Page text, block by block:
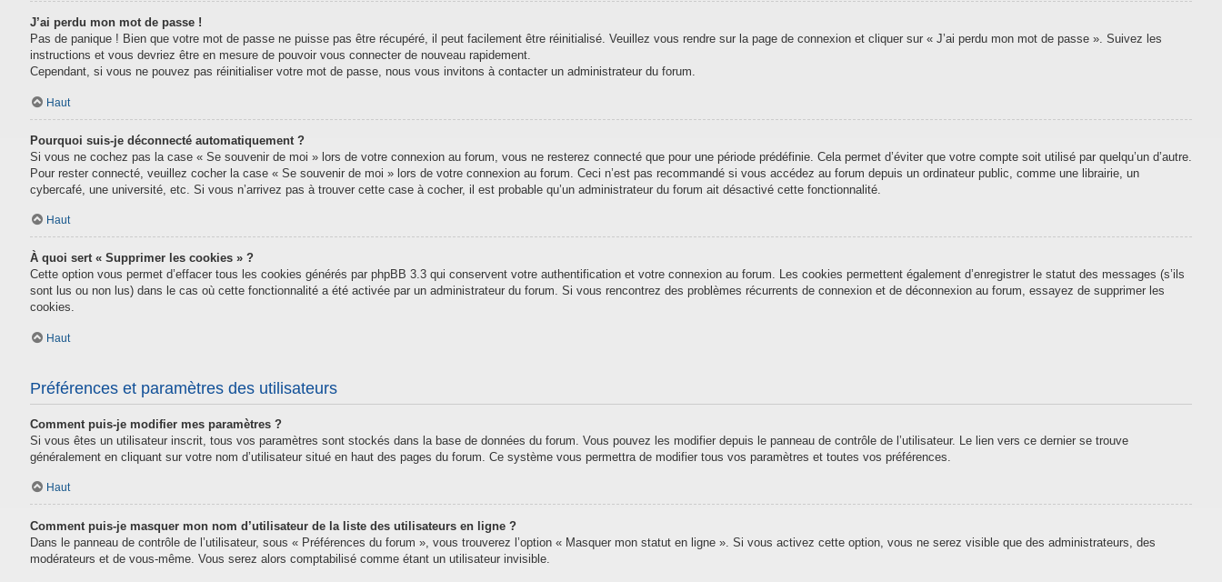
J’ai perdu mon mot de passe !
Pas de panique ! Bien que votre mot de passe ne puisse pas être récupéré, il peut facilement être réinitialisé. Veuillez vous rendre sur la page de connexion et cliquer sur « J’ai perdu mon mot de passe ». Suivez les
instructions et vous devriez être en mesure de pouvoir vous connecter de nouveau rapidement.
Cependant, si vous ne pouvez pas réinitialiser votre mot de passe, nous vous invitons à contacter un administrateur du forum.
Haut
Pourquoi suis-je déconnecté automatiquement ?
Si vous ne cochez pas la case « Se souvenir de moi » lors de votre connexion au forum, vous ne resterez connecté que pour une période prédéfinie. Cela permet d’éviter que votre compte soit utilisé par quelqu’un d’autre.
Pour rester connecté, veuillez cocher la case « Se souvenir de moi » lors de votre connexion au forum. Ceci n’est pas recommandé si vous accédez au forum depuis un ordinateur public, comme une librairie, un
cybercafé, une université, etc. Si vous n’arrivez pas à trouver cette case à cocher, il est probable qu’un administrateur du forum ait désactivé cette fonctionnalité.
Haut
À quoi sert « Supprimer les cookies » ?
Cette option vous permet d’effacer tous les cookies générés par phpBB 3.3 qui conservent votre authentification et votre connexion au forum. Les cookies permettent également d’enregistrer le statut des messages (s’ils
sont lus ou non lus) dans le cas où cette fonctionnalité a été activée par un administrateur du forum. Si vous rencontrez des problèmes récurrents de connexion et de déconnexion au forum, essayez de supprimer les
cookies.
Haut
Préférences et paramètres des utilisateurs
Comment puis-je modifier mes paramètres ?
Si vous êtes un utilisateur inscrit, tous vos paramètres sont stockés dans la base de données du forum. Vous pouvez les modifier depuis le panneau de contrôle de l’utilisateur. Le lien vers ce dernier se trouve
généralement en cliquant sur votre nom d’utilisateur situé en haut des pages du forum. Ce système vous permettra de modifier tous vos paramètres et toutes vos préférences.
Haut
Comment puis-je masquer mon nom d’utilisateur de la liste des utilisateurs en ligne ?
Dans le panneau de contrôle de l’utilisateur, sous « Préférences du forum », vous trouverez l’option « Masquer mon statut en ligne ». Si vous activez cette option, vous ne serez visible que des administrateurs, des
modérateurs et de vous-même. Vous serez alors comptabilisé comme étant un utilisateur invisible.